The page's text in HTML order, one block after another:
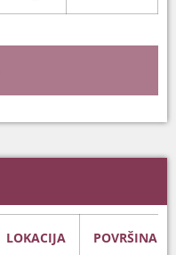
LOKACIJA POVRŠINA